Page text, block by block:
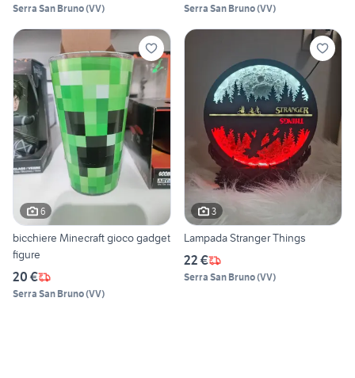
Serra San Bruno(VV) Serra San Bruno(VV)
6
bicchiere Minecraft gioco gadget
figure
20 €
Serra San Bruno(VV)
3
Lampada Stranger Things
22 €
Serra San Bruno(VV)